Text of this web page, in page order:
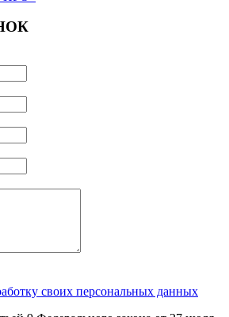
своих персональных данных